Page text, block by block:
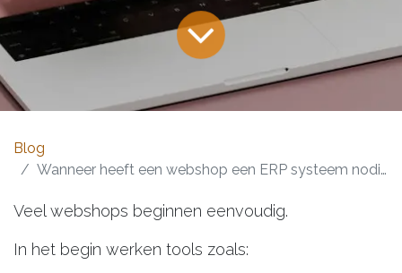
Blog
Wanneer heeft een webshop een ERP systeem nodig?
Veel webshops beginnen eenvoudig.
In het begin werken tools zoals: